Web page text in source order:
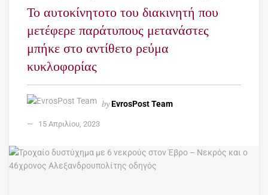
Το αυτοκίνητοτο του διακινητή που
μετέφερε παράτυπους μετανάστες
μπήκε στο αντίθετο ρεύμα
κυκλοφορίας
byEvrosPost Team
15 Απριλίου, 2023